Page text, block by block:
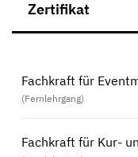
Zertifikat
Fachkraft für
(Fernlehrgang)
Fachkraft für Kur-